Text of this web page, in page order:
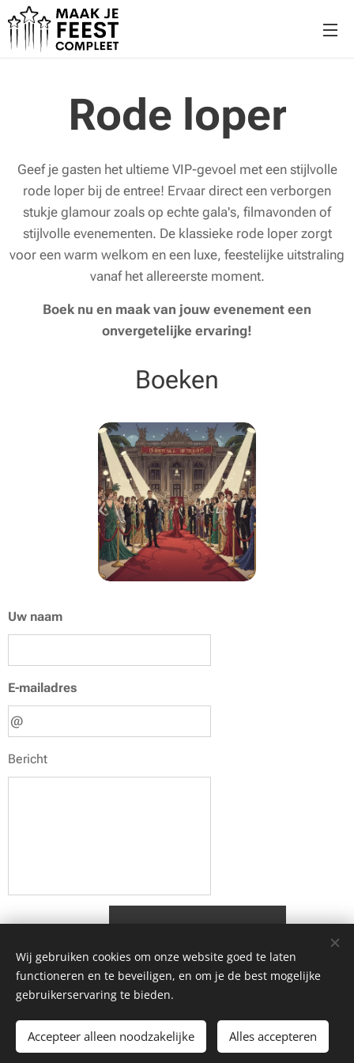
Rode loper
Geef je gasten het ultieme VIP-gevoel met een stijlvolle
rode loper bij de entree! Ervaar direct een verborgen
stukje glamour zoals op echte gala's, filmavonden of
stijlvolle evenementen. De klassieke rode loper zorgt
voor een warm welkom en een luxe, feestelijke uitstraling
vanaf het allereerste moment.
Boek nu en maak van jouw evenement een
onvergetelijke ervaring!
Boeken
Uw naam
E-mailadres
Bericht
© 2025 Maak je feest compleet. Alle rechten voorbehouden.
Cookies
Wij gebruiken cookies om onze website goed te laten
functioneren en te beveiligen, en om je de best mogelijke
gebruikerservaring te bieden.
Accepteer alleen noodzakelijke Alles accepteren